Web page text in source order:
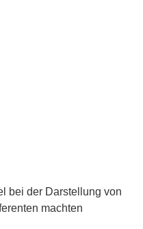
bei der Darstellung von
machten